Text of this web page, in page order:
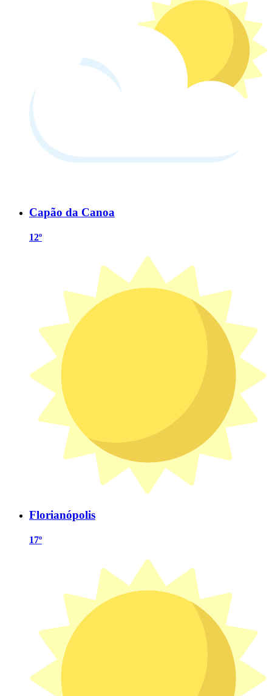
Capão da Canoa
12º
Florianópolis
17º